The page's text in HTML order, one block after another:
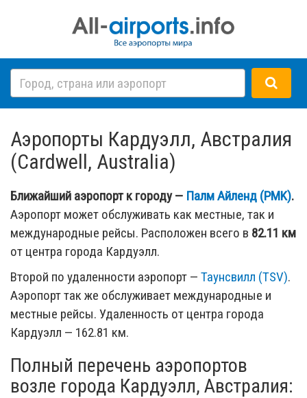
Аэропорты Кардуэлл, Австралия
(Cardwell, Australia)
Ближайший аэропорт к городу — Палм Айленд (PMK).
Аэропорт может обслуживать как местные, так и
международные рейсы. Расположен всего в 82.11 км
от центра города Кардуэлл.
Второй по удаленности аэропорт — Таунсвилл (TSV).
Аэропорт так же обслуживает международные и
местные рейсы. Удаленность от центра города
Кардуэлл — 162.81 км.
Полный перечень аэропортов
возле города Кардуэлл, Австралия: